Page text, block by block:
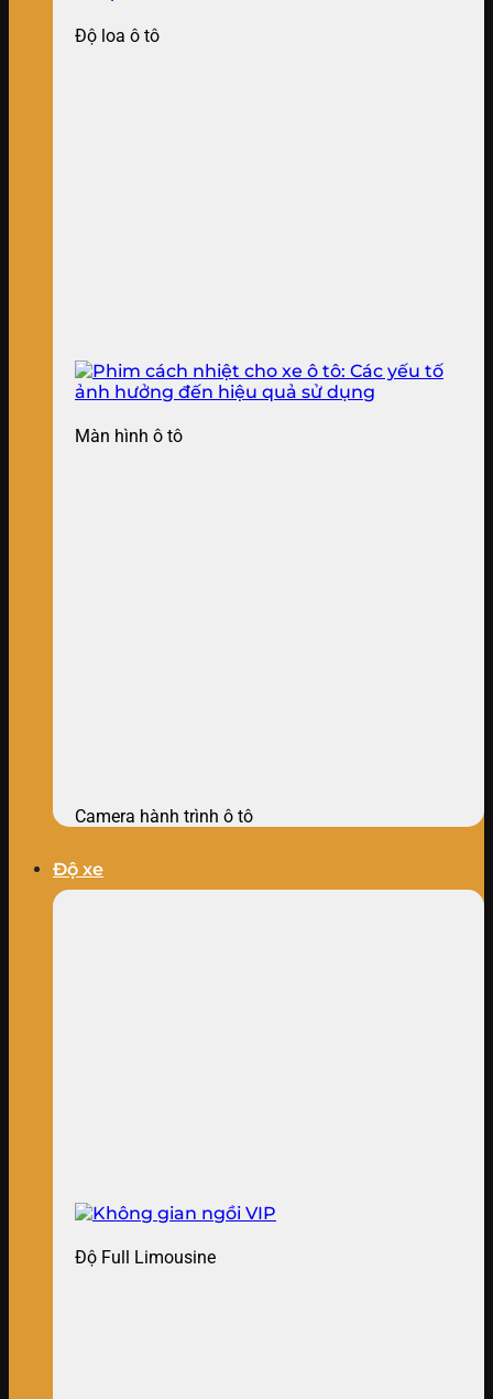
Độ loa ô tô
Màn hình ô tô
Camera hành trình ô tô
Độ xe
Độ Full Limousine